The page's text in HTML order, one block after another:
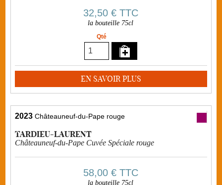
32,50 €TTC
la bouteille 75cl
Qté
EN SAVOIR PLUS
2023 Châteauneuf-du-Pape rouge
TARDIEU-LAURENT
Châteauneuf-du-Pape Cuvée Spéciale rouge
58,00 €TTC
la bouteille 75cl